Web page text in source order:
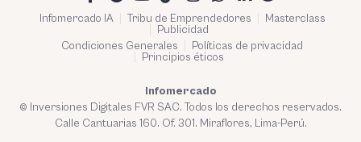
Infomercado IA Tribu de Emprendedores
Masterclass
Publicidad
Condiciones Generales
Políticas de privacidad
Principios éticos
Infomercado
© Inversiones Digitales FVR SAC. Todos los derechos reservados.
Calle Cantuarias 160. Of. 301. Miraflores, Lima-Perú.